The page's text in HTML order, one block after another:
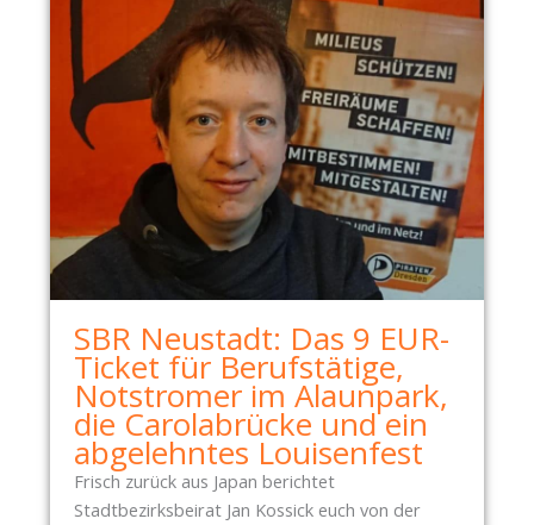
R
E
T
S
C
H
E
SBR Neustadt: Das 9 EUR-
Ticket für Berufstätige,
Notstromer im Alaunpark,
die Carolabrücke und ein
abgelehntes Louisenfest
Frisch zurück aus Japan berichtet
Stadtbezirksbeirat Jan Kossick euch von der